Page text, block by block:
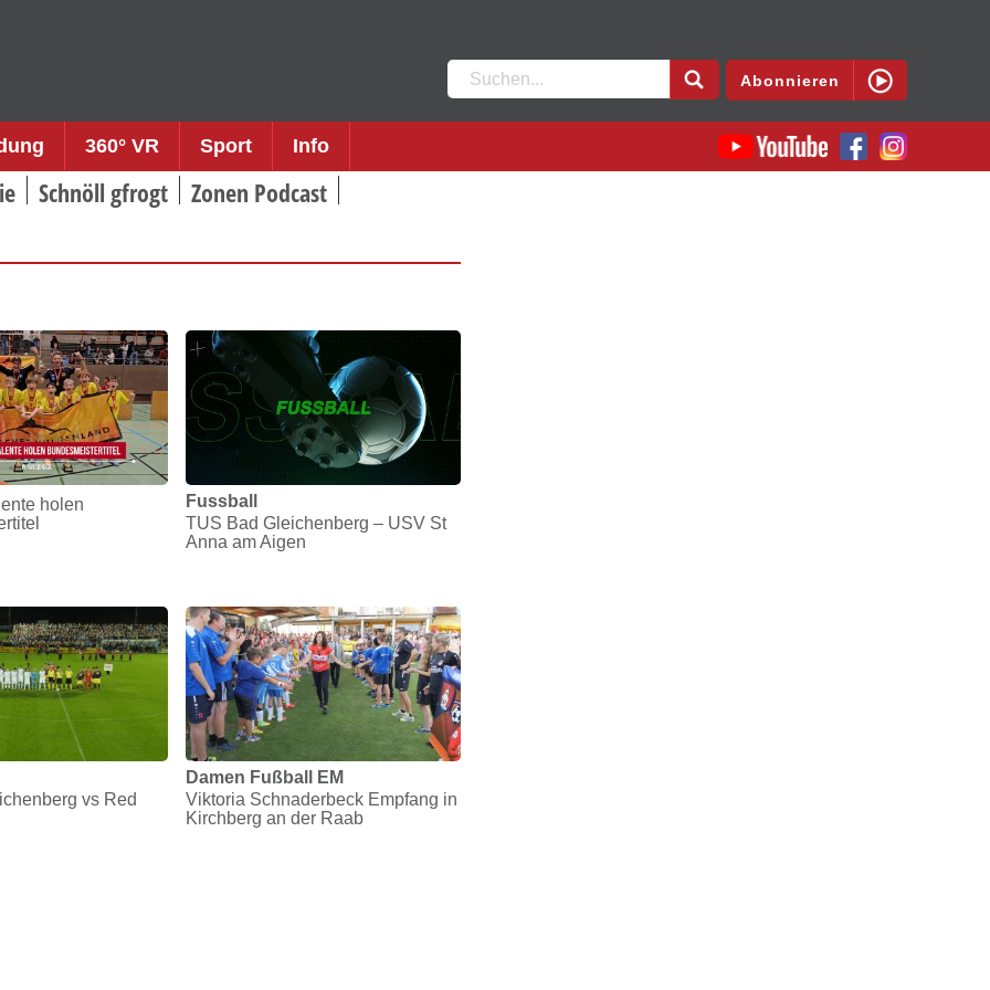
Suchen
nach:
Abonnieren
360° VR Sport Info
Schnöll gfrogt Zonen Podcast
holen
Fussball
TUS Bad Gleichenberg – USV St
Anna am Aigen
vs Red
Damen Fußball EM
Viktoria Schnaderbeck Empfang in
Kirchberg an der Raab